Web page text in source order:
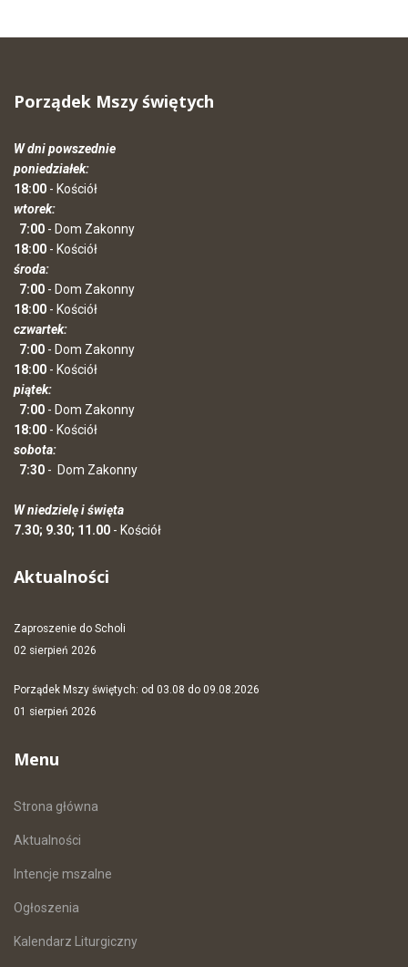
Porządek Mszy świętych
W dni powszednie
poniedziałek:
18:00 - Kościół
wtorek:
7:00 - Dom Zakonny
18:00 - Kościół
środa:
7:00 - Dom Zakonny
18:00 - Kościół
czwartek:
7:00 - Dom Zakonny
18:00 - Kościół
piątek:
7:00 - Dom Zakonny
18:00 - Kościół
sobota:
7:30 - Dom Zakonny
W niedzielę i święta
7.30; 9.30; 11.00 - Kościół
Aktualności
Zaproszenie do Scholi
02 sierpień 2026
Porządek Mszy świętych: od 03.08 do 09.08.2026
01 sierpień 2026
Menu
Strona główna
Aktualności
Intencje mszalne
Ogłoszenia
Kalendarz Liturgiczny